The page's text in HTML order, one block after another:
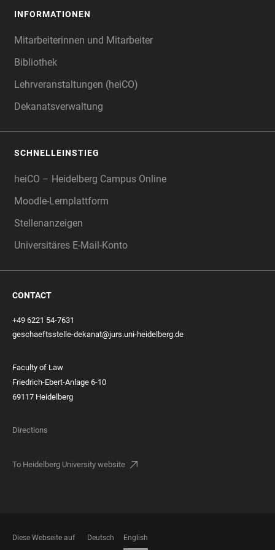
INFORMATIONEN
Mitarbeiterinnen und Mitarbeiter
Bibliothek
Lehrveranstaltungen (heiCO)
Dekanatsverwaltung
SCHNELLEINSTIEG
heiCO – Heidelberg Campus Online
Moodle-Lernplattform
Stellenanzeigen
Universitäres E-Mail-Konto
CONTACT
+49 6221 54-7631
geschaeftsstelle-dekanat@jurs.uni-heidelberg.de
Faculty of Law
Friedrich-Ebert-Anlage 6-10
69117 Heidelberg
Directions
To Heidelberg University website
Diese Webseite auf Deutsch English